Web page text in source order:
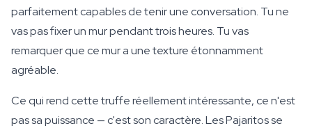
parfaitement capables de tenir une conversation. Tu ne
vas pas fixer un mur pendant trois heures. Tu vas
remarquer que ce mur a une texture étonnamment
agréable.
Ce qui rend cette truffe réellement intéressante, ce n'est
pas sa puissance — c'est son caractère. Les Pajaritos se